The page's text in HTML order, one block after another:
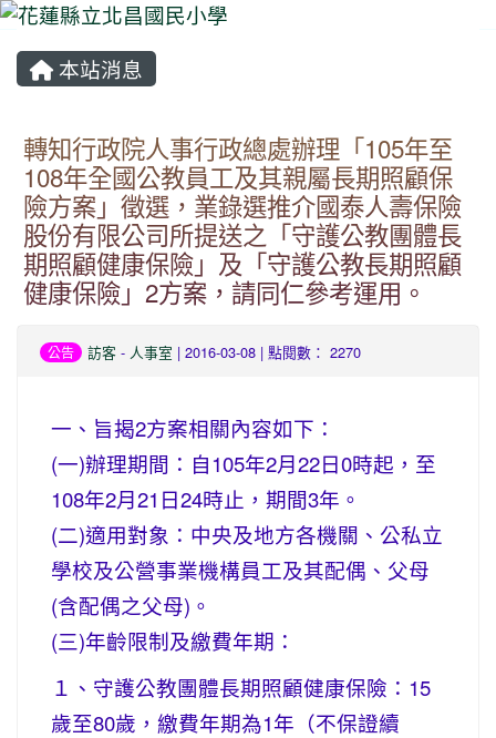
本站消息
轉知行政院人事行政總處辦理「105年至
108年全國公教員工及其親屬長期照顧保
險方案」徵選，業錄選推介國泰人壽保險
股份有限公司所提送之「守護公教團體長
期照顧健康保險」及「守護公教長期照顧
健康保險」2方案，請同仁參考運用。
公告 訪客 - 人事室 | 2016-03-08 | 點閱數： 2270
一、旨揭2方案相關內容如下：
(一)辦理期間：自105年2月22日0時起，至
108年2月21日24時止，期間3年。
(二)適用對象：中央及地方各機關、公私立
學校及公營事業機構員工及其配偶、父母
(含配偶之父母)。
(三)年齡限制及繳費年期：
１、守護公教團體長期照顧健康保險：15
歲至80歲，繳費年期為1年（不保證續